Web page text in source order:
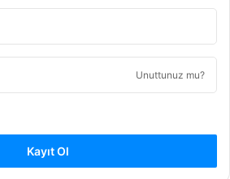
Unuttunuz mu?
Kayıt Ol